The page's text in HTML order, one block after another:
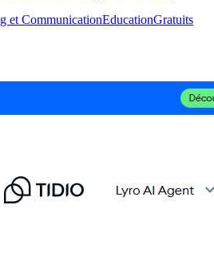
et CommunicationEducationGratuits